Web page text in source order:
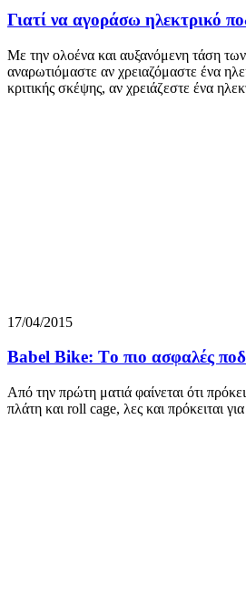
Γιατί να αγοράσω ηλεκτρικό
Με την ολοένα και αυξανόμενη τάση των
αναρωτιόμαστε αν χρειαζόμαστε ένα
κριτικής σκέψης, αν χρειάζεστε ένα
17/04/2015
Babel Bike: Tο πιο ασφαλές
Από την πρώτη ματιά φαίνεται ότι
πλάτη και roll cage, λες και πρόκειται